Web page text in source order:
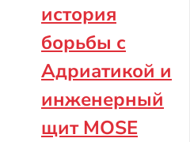
история
борьбы с
Адриатикой и
инженерный
щит MOSE